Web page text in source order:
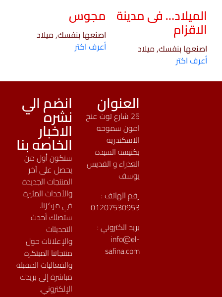
الميلاد… فى مدينة
الاقزام
اصنعها بنفسك, ميلاد
أعرف اكتر
مجوس
اصنعها بنفسك, ميلاد
أعرف اكتر
العنوان
25 شارع توت عنخ
امون سموحه
الاسكندريه
بكنيسه السيده
العذراء و القديس
يوسف
رقم الهاتف :
01207530953
بريد الكتروني :
info@el-
safina.com
انضم الي
نشره
الاخبار
الخاصه بنا
ستكون أول من
يحصل على آخر
المنتجات الجديدة
والأحداث المثيرة
في مركزنا.
ستصلك أحدث
التحديثات
والإعلانات حول
منتجاتنا المبتكرة
والفعاليات المقبلة
مباشرة إلى بريدك
الإلكتروني.